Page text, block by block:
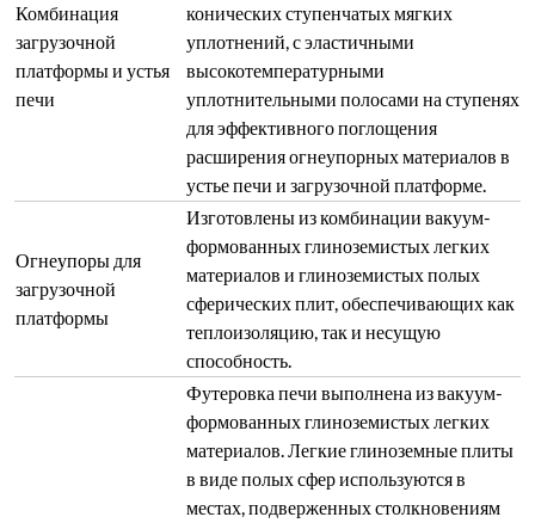
Комбинация
загрузочной
платформы и устья
печи
конических ступенчатых мягких
уплотнений, с эластичными
высокотемпературными
уплотнительными полосами на ступенях
для эффективного поглощения
расширения огнеупорных материалов в
устье печи и загрузочной платформе.
Огнеупоры для
загрузочной
платформы
Изготовлены из комбинации вакуум-
формованных глиноземистых легких
материалов и глиноземистых полых
сферических плит, обеспечивающих как
теплоизоляцию, так и несущую
способность.
Футеровка печи выполнена из вакуум-
формованных глиноземистых легких
материалов. Легкие глиноземные плиты
в виде полых сфер используются в
местах, подверженных столкновениям